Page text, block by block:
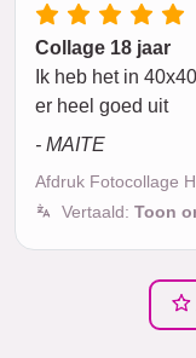
Collage 18 jaar
Ik heb het in
er heel goed uit
- MAITE
Afdruk Fotocollage
Vertaald: Toon